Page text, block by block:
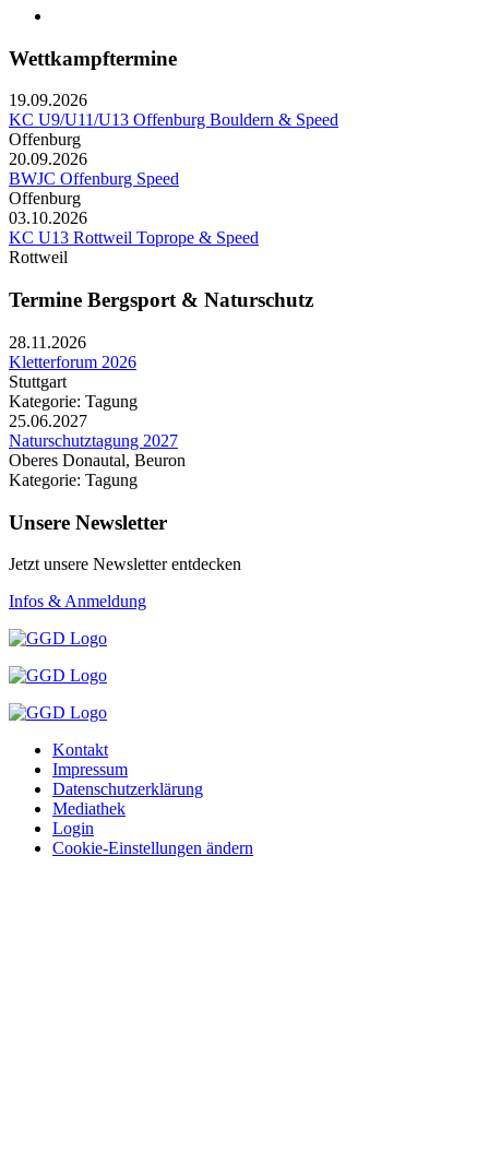
Wettkampftermine
19.09.2026
KC U9/U11/U13 Offenburg Bouldern & Speed
Offenburg
20.09.2026
BWJC Offenburg Speed
Offenburg
03.10.2026
KC U13 Rottweil Toprope & Speed
Rottweil
Termine Bergsport & Naturschutz
28.11.2026
Kletterforum 2026
Stuttgart
Kategorie: Tagung
25.06.2027
Naturschutztagung 2027
Oberes Donautal, Beuron
Kategorie: Tagung
Unsere Newsletter
Jetzt unsere Newsletter entdecken
Infos & Anmeldung
Kontakt
Impressum
Datenschutzerklärung
Mediathek
Login
Cookie-Einstellungen ändern